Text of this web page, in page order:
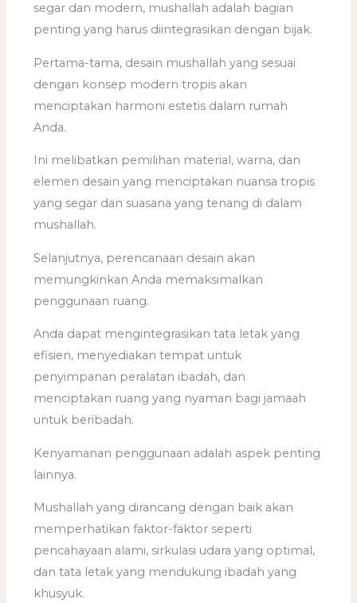
segar dan modern, mushallah adalah bagian
penting yang harus diintegrasikan dengan bijak.
Pertama-tama, desain mushallah yang sesuai
dengan konsep modern tropis akan
menciptakan harmoni estetis dalam rumah
Anda.
Ini melibatkan pemilihan material, warna, dan
elemen desain yang menciptakan nuansa tropis
yang segar dan suasana yang tenang di dalam
mushallah.
Selanjutnya, perencanaan desain akan
memungkinkan Anda memaksimalkan
penggunaan ruang.
Anda dapat mengintegrasikan tata letak yang
efisien, menyediakan tempat untuk
penyimpanan peralatan ibadah, dan
menciptakan ruang yang nyaman bagi jamaah
untuk beribadah.
Kenyamanan penggunaan adalah aspek penting
lainnya.
Mushallah yang dirancang dengan baik akan
memperhatikan faktor-faktor seperti
pencahayaan alami, sirkulasi udara yang optimal,
dan tata letak yang mendukung ibadah yang
khusyuk.